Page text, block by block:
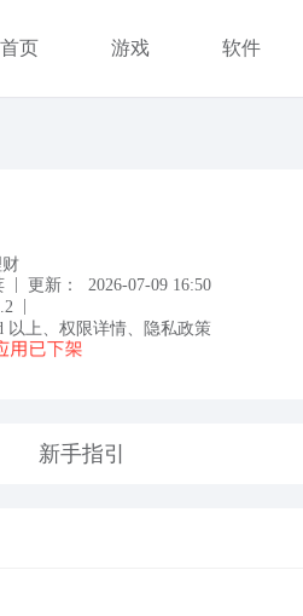
首页 游戏 软件
| 更新：
2026-07-09 16:50
|
以上 权限详情 隐私政策
新手指引